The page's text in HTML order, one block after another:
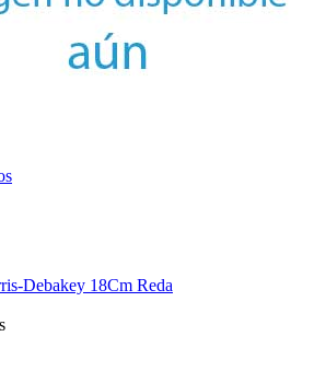
Debakey 18Cm Reda